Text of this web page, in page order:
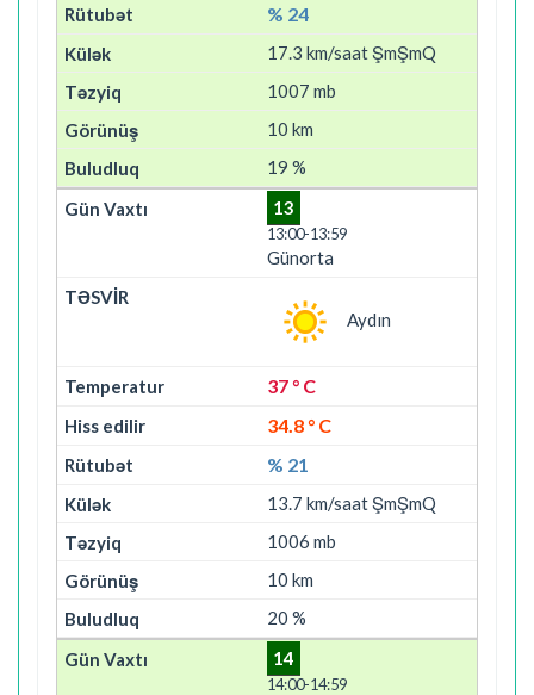
% 24
17.3 km/saat ŞmŞmQ
1007 mb
10 km
19 %
13
13:00-13:59
Günorta
Aydın
37 ° C
34.8 ° C
% 21
13.7 km/saat ŞmŞmQ
1006 mb
10 km
20 %
14
14:00-14:59